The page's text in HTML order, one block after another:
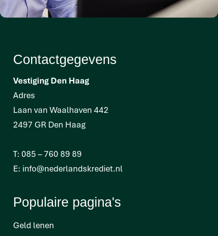
Contactgegevens
Vestiging Den Haag
Adres
Laan van Waalhaven 442
2497 GR Den Haag
T: 085 – 760 89 89
E: info@nederlandskrediet.nl
Populaire pagina's
Geld lenen